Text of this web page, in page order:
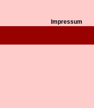
Impressum